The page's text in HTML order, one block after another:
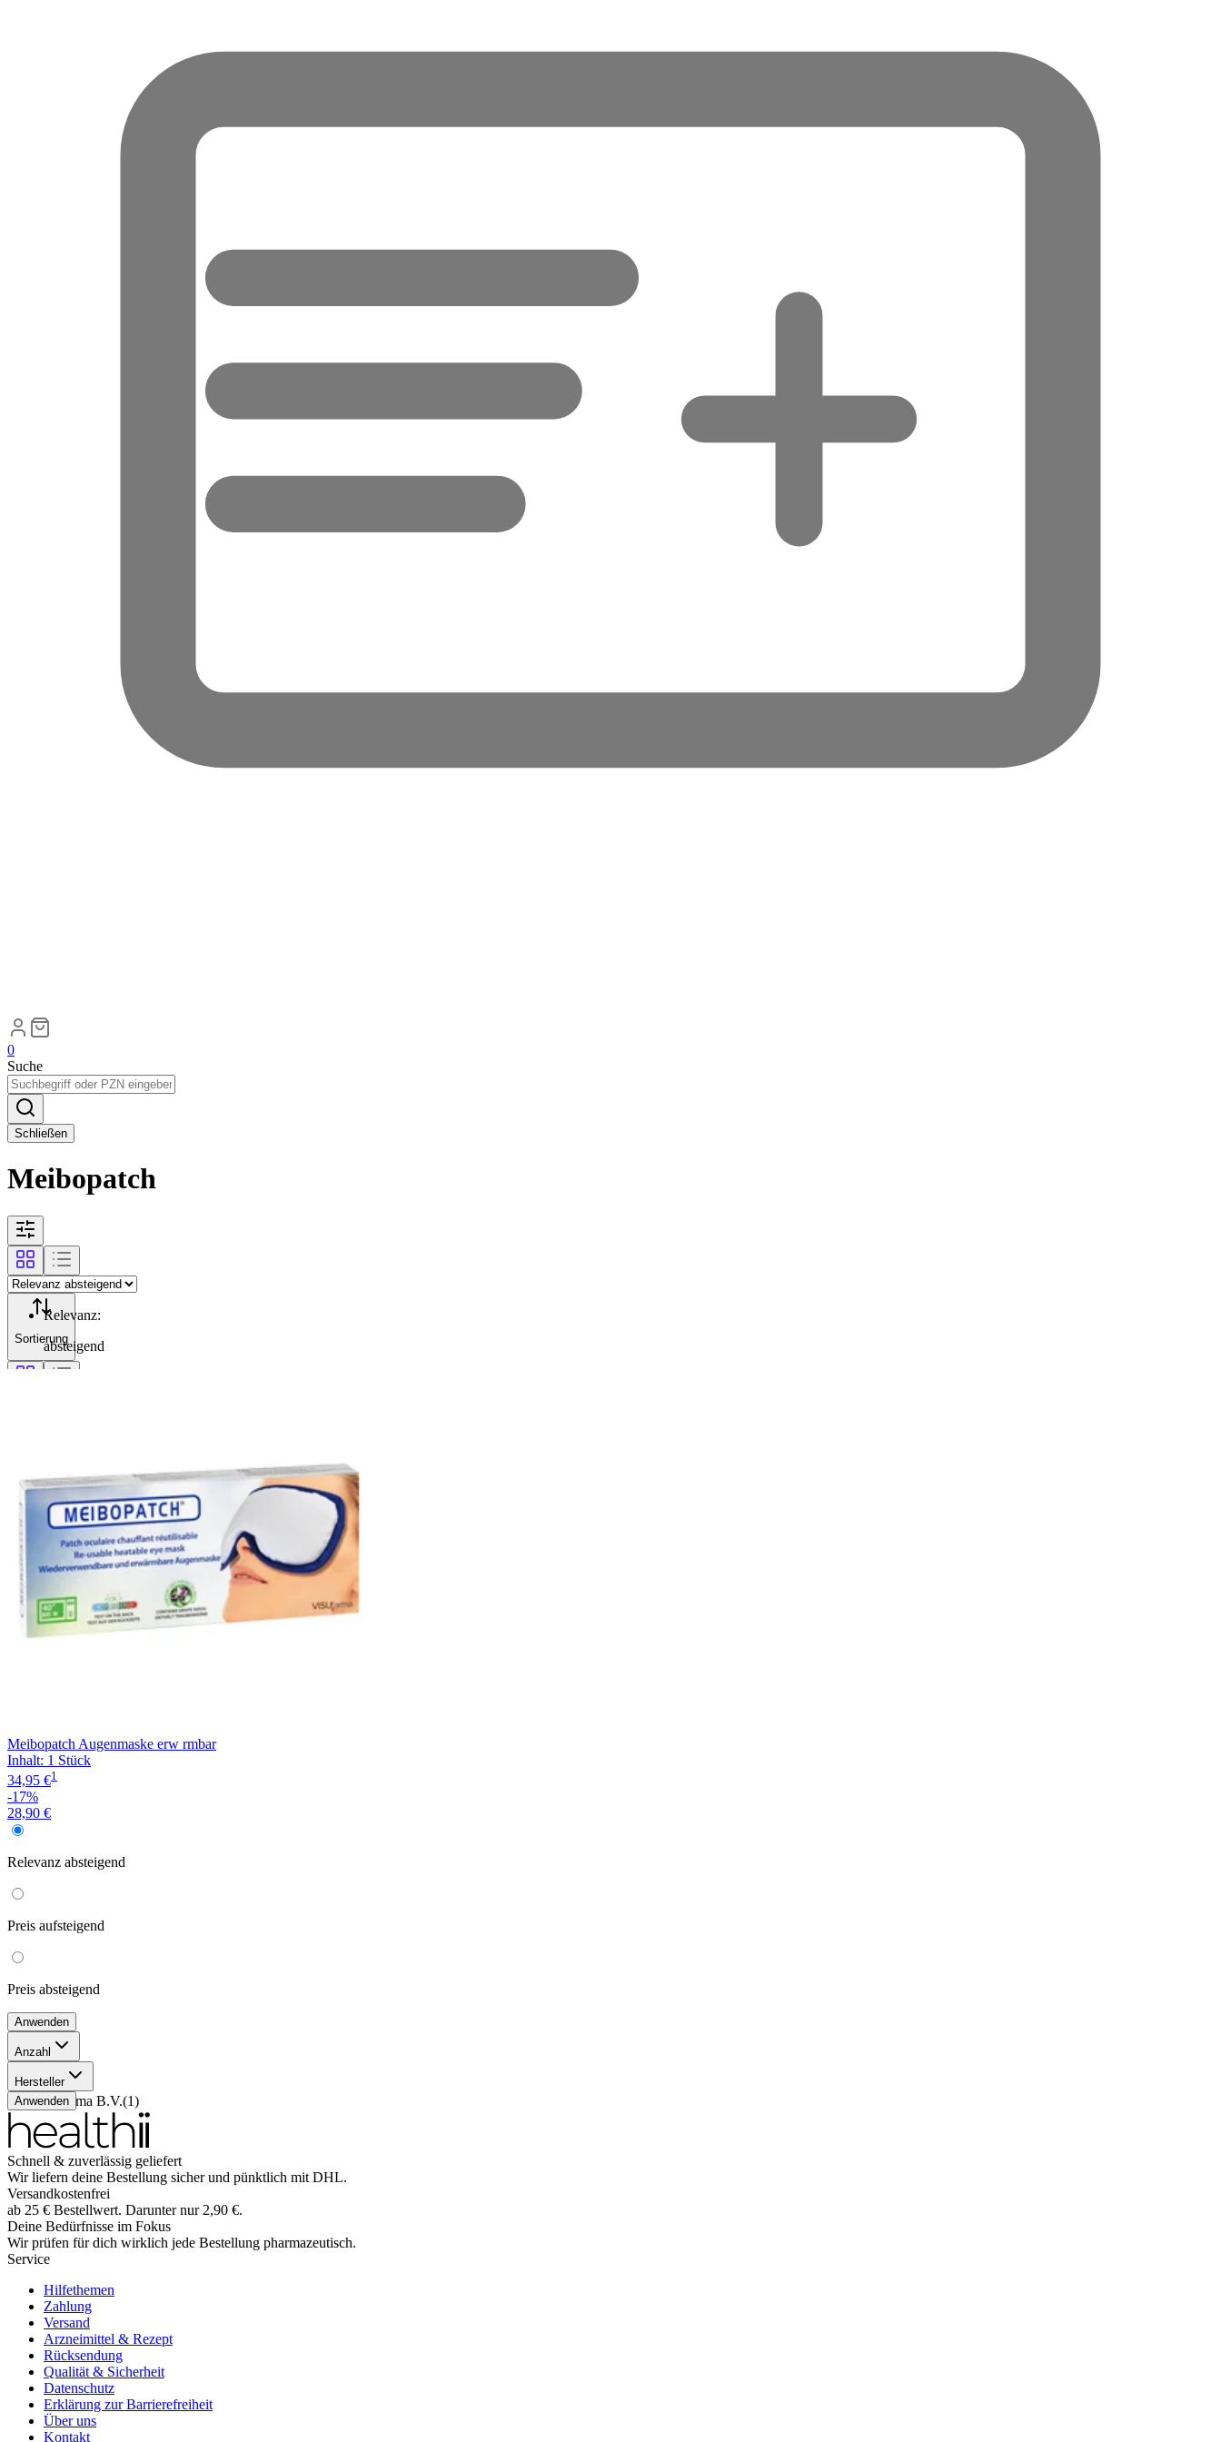
0
Suche
Schließen
Meibopatch
Sortierung
Relevanz:
absteigend
Meibopatch Augenmaske erw rmbar
Inhalt: 1 Stück
34,95 €1
-17%
28,90 €
Relevanz absteigend
Preis aufsteigend
Preis absteigend
Anwenden
Anzahl
( 1)
Hersteller
VISUfarma B.V.(1)
Anwenden
Schnell & zuverlässig geliefert
Wir liefern deine Bestellung sicher und pünktlich mit DHL.
Versandkostenfrei
ab 25 € Bestellwert. Darunter nur 2,90 €.
Deine Bedürfnisse im Fokus
Wir prüfen für dich wirklich jede Bestellung pharmazeutisch.
Service
Hilfethemen
Zahlung
Versand
Arzneimittel & Rezept
Rücksendung
Qualität & Sicherheit
Datenschutz
Erklärung zur Barrierefreiheit
Über uns
Kontakt